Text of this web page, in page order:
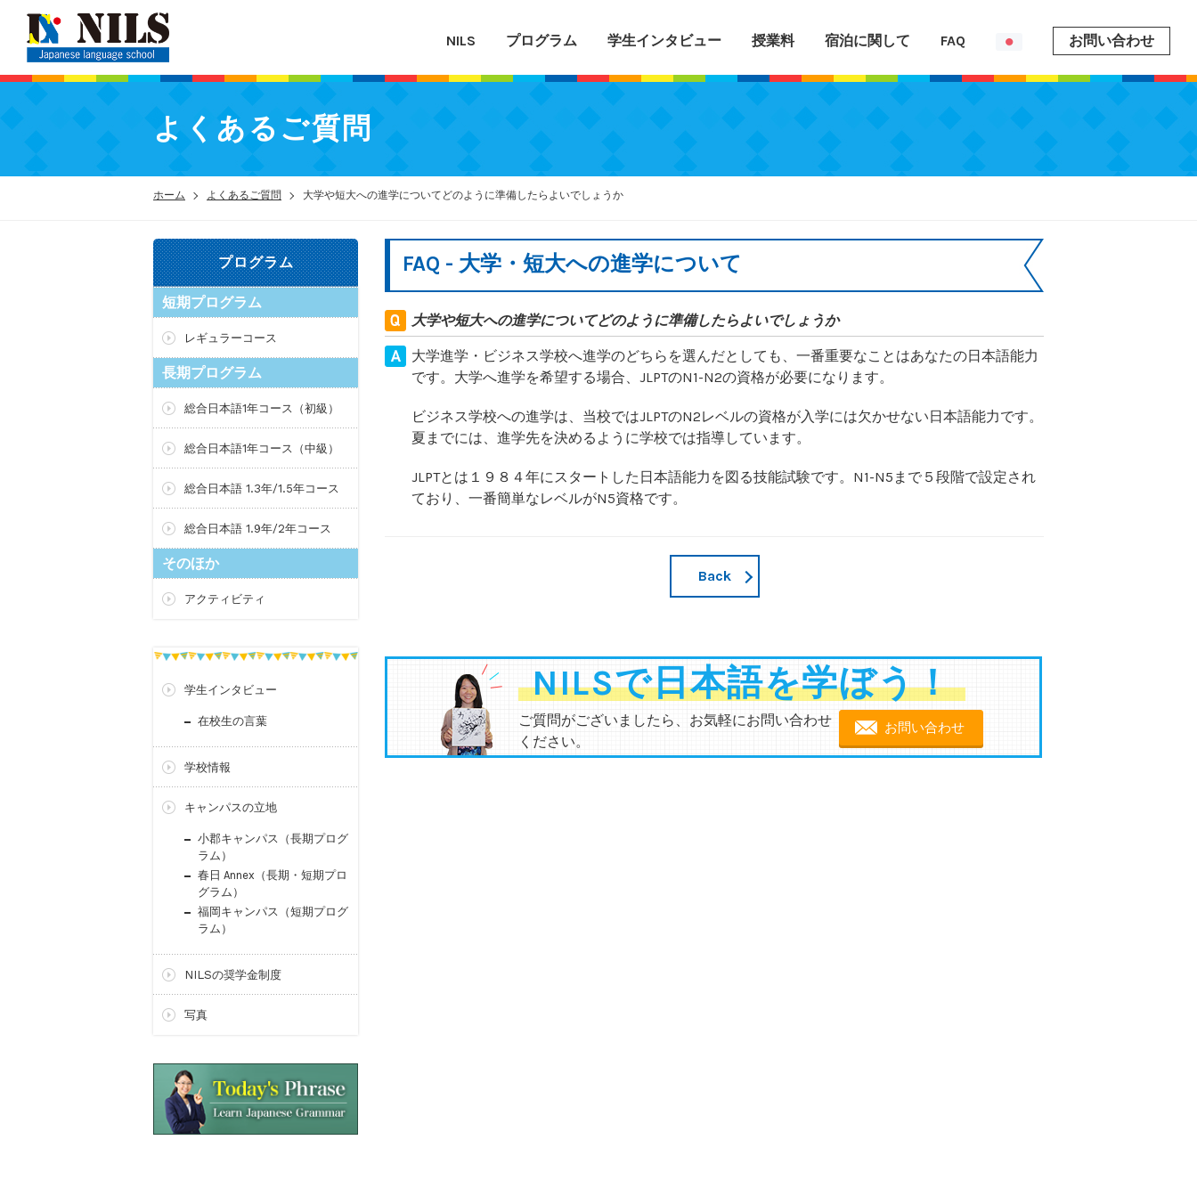
NILS プログラム 学生インタビュー 授業料 宿泊に関して FAQ お問い合わせ
よくあるご質問
ホーム よくあるご質問 大学や短大への進学についてどのように準備したらよいでしょうか
プログラム
短期プログラム
レギュラーコース
長期プログラム
総合日本語1年コース（初級）
総合日本語1年コース（中級）
総合日本語 1.3年/1.5年コース
総合日本語 1.9年/2年コース
そのほか
アクティビティ
学生インタビュー
在校生の言葉
学校情報
キャンパスの立地
小郡キャンパス（長期プログ
ラム）
春日 Annex（長期・短期プロ
グラム）
福岡キャンパス（短期プログ
ラム）
NILSの奨学金制度
写真
FAQ - 大学・短大への進学について
大学や短大への進学についてどのように準備したらよいでしょうか
大学進学・ビジネス学校へ進学のどちらを選んだとしても、一番重要なことはあなたの日本語能力
です。大学へ進学を希望する場合、JLPTのN1-N2の資格が必要になります。
ビジネス学校への進学は、当校ではJLPTのN2レベルの資格が入学には欠かせない日本語能力です。
夏までには、進学先を決めるように学校では指導しています。
JLPTとは１９８４年にスタートした日本語能力を図る技能試験です。N1-N5まで５段階で設定され
ており、一番簡単なレベルがN5資格です。
Back
NILSで日本語を学ぼう！
ご質問がございましたら、お気軽にお問い合わせ
ください。
お問い合わせ